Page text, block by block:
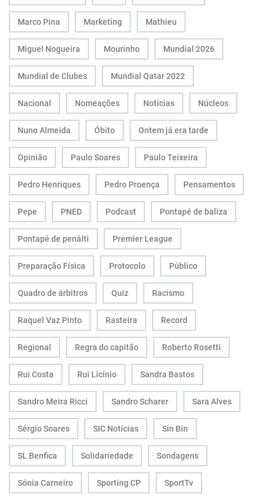
Marco Pina Marketing Mathieu
Miguel Nogueira Mourinho Mundial 2026
Mundial de Clubes Mundial Qatar 2022
Nacional Nomeações Notícias Núcleos
Nuno Almeida Óbito Ontem já era tarde
Opinião Paulo Soares Paulo Teixeira
Pedro Henriques Pedro Proença Pensamentos
Pepe PNED Podcast Pontapé de baliza
Pontapé de penálti Premier League
Preparação Física Protocolo Público
Quadro de árbitros Quiz Racismo
Raquel Vaz Pinto Rasteira Record
Regional Regra do capitão Roberto Rosetti
Rui Costa Rui Licínio Sandra Bastos
Sandro Meira Ricci Sandro Scharer Sara Alves
Sérgio Soares SIC Notícias Sin Bin
SL Benfica Solidariedade Sondagens
Sónia Carneiro Sporting CP SportTv